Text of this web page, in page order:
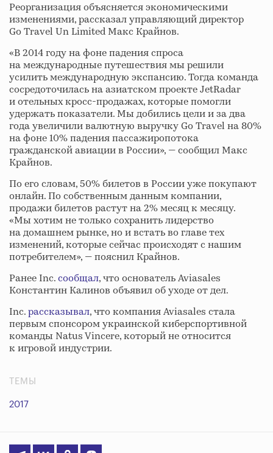
Реорганизация объясняется экономическими
изменениями, рассказал управляющий директор
Go Travel Un Limited Макс Крайнов.
«В 2014 году на фоне падения спроса
на международные путешествия мы решили
усилить международную экспансию. Тогда команда
сосредоточилась на азиатском проекте JetRadar
и отельных кросс-продажах, которые помогли
удержать показатели. Мы добились цели и за два
года увеличили валютную выручку Go Travel на 80%
на фоне 10% падения пассажиропотока
гражданской авиации в России», — сообщил Макс
Крайнов.
По его словам, 50% билетов в России уже покупают
онлайн. По собственным данным компании,
продажи билетов растут на 2% месяц к месяцу.
«Мы хотим не только сохранить лидерство
на домашнем рынке, но и встать во главе тех
изменений, которые сейчас происходят с нашим
потребителем», — пояснил Крайнов.
Ранее Inc.сообщал, что основатель Aviasales
Константин Калинов объявил об уходе от дел.
Inc.рассказывал, что компания Aviasales стала
первым спонсором украинской киберспортивной
команды Natus Vincere, который не относится
к игровой индустрии.
ТЕМЫ
2017